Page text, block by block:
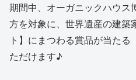
期間中、オーガニックハウス
方を対象に、世界遺産の建築
ト】にまつわる賞品が当た
ただけます♪